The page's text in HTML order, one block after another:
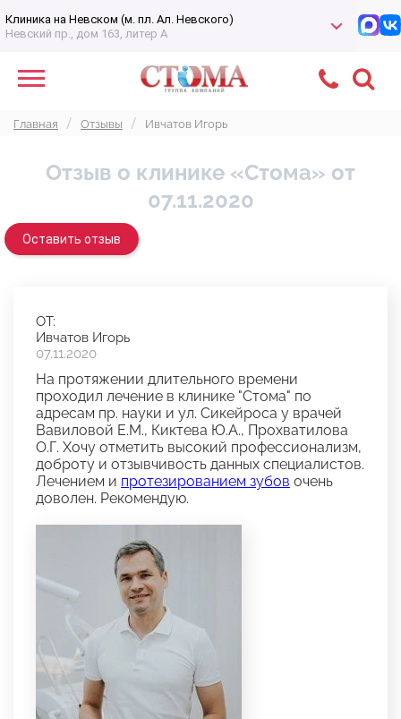
Клиника на Невском (м. пл. Ал. Невского)
Невский пр., дом 163, литер А
Главная Отзывы Ивчатов Игорь
Отзыв о клинике «Стома» от
07.11.2020
Оставить отзыв
ОТ:
Ивчатов Игорь
07.11.2020
На протяжении длительного времени
проходил лечение в клинике "Стома" по
адресам пр. науки и ул. Сикейроса у врачей
Вавиловой Е.М., Киктева Ю.А., Прохватилова
О.Г. Хочу отметить высокий профессионализм,
доброту и отзывчивость данных специалистов.
Лечением и протезированием зубов очень
доволен. Рекомендую.